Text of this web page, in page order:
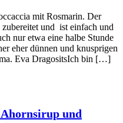
mit Rosmarin. Der
und ist einfach und
nur etwa eine halbe Stunde
eher dünnen und knusprigen
Eva DragositsIch bin […]
und